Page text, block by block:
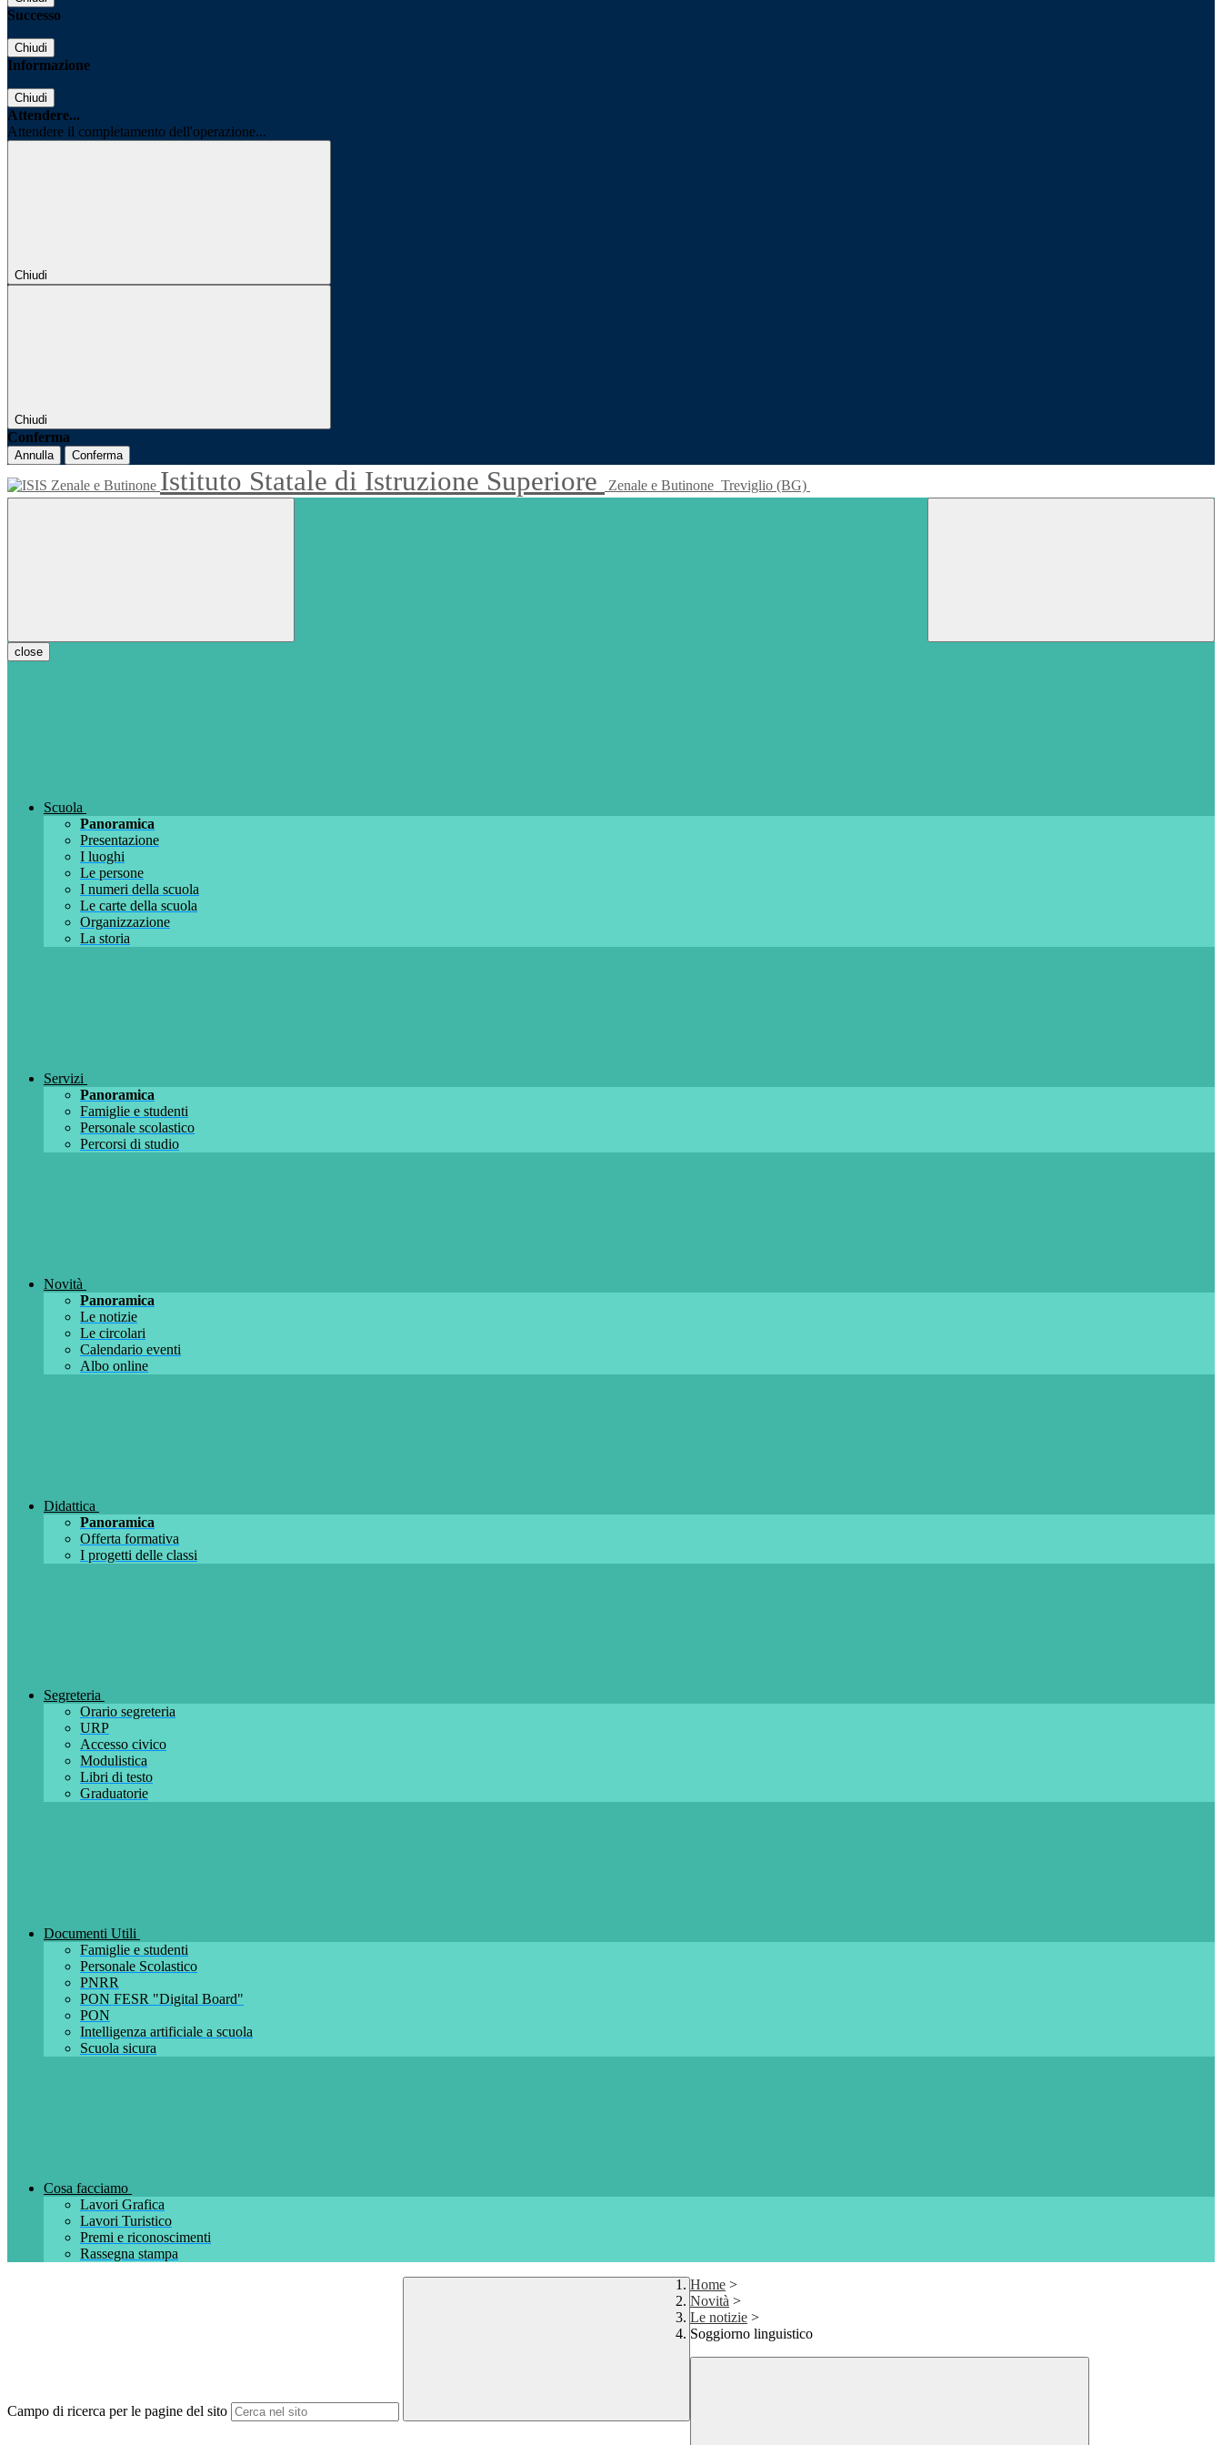
Successo
Chiudi
Informazione
Chiudi
Attendere...
Attendere il completamento dell'operazione...
Chiudi
Chiudi
Conferma
Annulla Conferma
Istituto Statale di Istruzione Superiore Zenale e Butinone Treviglio (BG)
close
Scuola
Panoramica
Presentazione
I luoghi
Le persone
I numeri della scuola
Le carte della scuola
Organizzazione
La storia
Servizi
Panoramica
Famiglie e studenti
Personale scolastico
Percorsi di studio
Novità
Panoramica
Le notizie
Le circolari
Calendario eventi
Albo online
Didattica
Panoramica
Offerta formativa
I progetti delle classi
Segreteria
Orario segreteria
URP
Accesso civico
Modulistica
Libri di testo
Graduatorie
Documenti Utili
Famiglie e studenti
Personale Scolastico
PNRR
PON FESR "Digital Board"
PON
Intelligenza artificiale a scuola
Scuola sicura
Cosa facciamo
Lavori Grafica
Lavori Turistico
Premi e riconoscimenti
Rassegna stampa
Campo di ricerca per le pagine del sito
Home >
Novità >
Le notizie >
Soggiorno linguistico